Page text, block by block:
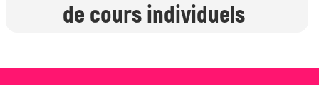
de cours individuels